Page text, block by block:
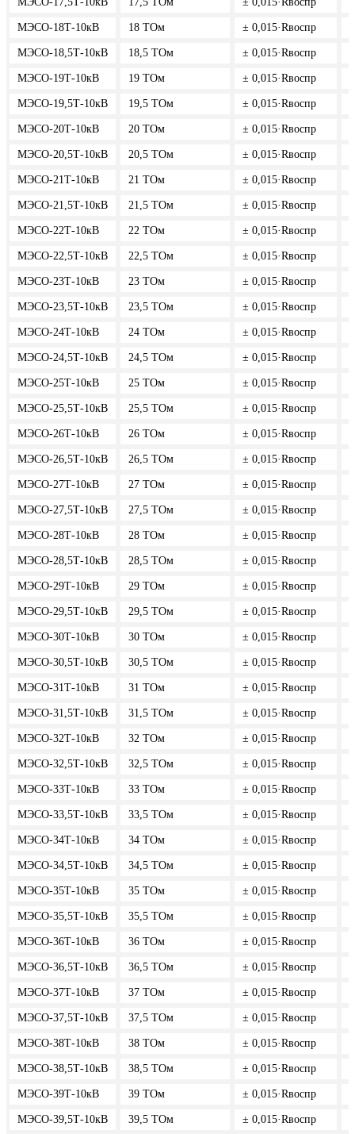
МЭСО-18Т-10кВ 18 ТОм ± 0,015·Rвоспр
МЭСО-18,5Т-10кВ 18,5 ТОм ± 0,015·Rвоспр
МЭСО-19Т-10кВ 19 ТОм ± 0,015·Rвоспр
МЭСО-19,5Т-10кВ 19,5 ТОм ± 0,015·Rвоспр
МЭСО-20Т-10кВ 20 ТОм ± 0,015·Rвоспр
МЭСО-20,5Т-10кВ 20,5 ТОм ± 0,015·Rвоспр
МЭСО-21Т-10кВ 21 ТОм ± 0,015·Rвоспр
МЭСО-21,5Т-10кВ 21,5 ТОм ± 0,015·Rвоспр
МЭСО-22Т-10кВ 22 ТОм ± 0,015·Rвоспр
МЭСО-22,5Т-10кВ 22,5 ТОм ± 0,015·Rвоспр
МЭСО-23Т-10кВ 23 ТОм ± 0,015·Rвоспр
МЭСО-23,5Т-10кВ 23,5 ТОм ± 0,015·Rвоспр
МЭСО-24Т-10кВ 24 ТОм ± 0,015·Rвоспр
МЭСО-24,5Т-10кВ 24,5 ТОм ± 0,015·Rвоспр
МЭСО-25Т-10кВ 25 ТОм ± 0,015·Rвоспр
МЭСО-25,5Т-10кВ 25,5 ТОм ± 0,015·Rвоспр
МЭСО-26Т-10кВ 26 ТОм ± 0,015·Rвоспр
МЭСО-26,5Т-10кВ 26,5 ТОм ± 0,015·Rвоспр
МЭСО-27Т-10кВ 27 ТОм ± 0,015·Rвоспр
МЭСО-27,5Т-10кВ 27,5 ТОм ± 0,015·Rвоспр
МЭСО-28Т-10кВ 28 ТОм ± 0,015·Rвоспр
МЭСО-28,5Т-10кВ 28,5 ТОм ± 0,015·Rвоспр
МЭСО-29Т-10кВ 29 ТОм ± 0,015·Rвоспр
МЭСО-29,5Т-10кВ 29,5 ТОм ± 0,015·Rвоспр
МЭСО-30Т-10кВ 30 ТОм ± 0,015·Rвоспр
МЭСО-30,5Т-10кВ 30,5 ТОм ± 0,015·Rвоспр
МЭСО-31Т-10кВ 31 ТОм ± 0,015·Rвоспр
МЭСО-31,5Т-10кВ 31,5 ТОм ± 0,015·Rвоспр
МЭСО-32Т-10кВ 32 ТОм ± 0,015·Rвоспр
МЭСО-32,5Т-10кВ 32,5 ТОм ± 0,015·Rвоспр
МЭСО-33Т-10кВ 33 ТОм ± 0,015·Rвоспр
МЭСО-33,5Т-10кВ 33,5 ТОм ± 0,015·Rвоспр
МЭСО-34Т-10кВ 34 ТОм ± 0,015·Rвоспр
МЭСО-34,5Т-10кВ 34,5 ТОм ± 0,015·Rвоспр
МЭСО-35Т-10кВ 35 ТОм ± 0,015·Rвоспр
МЭСО-35,5Т-10кВ 35,5 ТОм ± 0,015·Rвоспр
МЭСО-36Т-10кВ 36 ТОм ± 0,015·Rвоспр
МЭСО-36,5Т-10кВ 36,5 ТОм ± 0,015·Rвоспр
МЭСО-37Т-10кВ 37 ТОм ± 0,015·Rвоспр
МЭСО-37,5Т-10кВ 37,5 ТОм ± 0,015·Rвоспр
МЭСО-38Т-10кВ 38 ТОм ± 0,015·Rвоспр
МЭСО-38,5Т-10кВ 38,5 ТОм ± 0,015·Rвоспр
МЭСО-39Т-10кВ 39 ТОм ± 0,015·Rвоспр
МЭСО-39,5Т-10кВ 39,5 ТОм ± 0,015·Rвоспр